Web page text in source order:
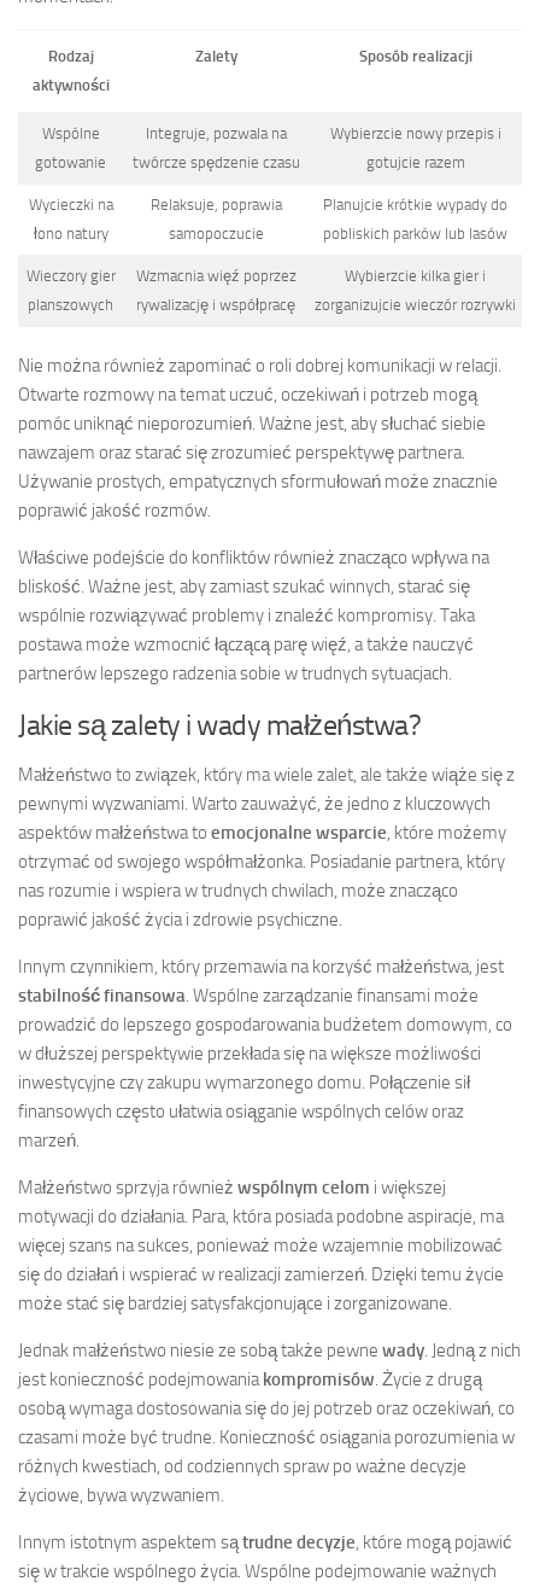
Rodzaj
aktywności
Zalety Sposób realizacji
Wspólne
gotowanie
Integruje, pozwala na
twórcze spędzenie czasu
Wybierzcie nowy przepis i
gotujcie razem
Wycieczki na
łono natury
Relaksuje, poprawia
samopoczucie
Planujcie krótkie wypady do
pobliskich parków lub lasów
Wieczory gier
planszowych
Wzmacnia więź poprzez
rywalizację i współpracę
Wybierzcie kilka gier i
zorganizujcie wieczór rozrywki
Nie można również zapominać o roli dobrej komunikacji w relacji.
Otwarte rozmowy na temat uczuć, oczekiwań i potrzeb mogą
pomóc uniknąć nieporozumień. Ważne jest, aby słuchać siebie
nawzajem oraz starać się zrozumieć perspektywę partnera.
Używanie prostych, empatycznych sformułowań może znacznie
poprawić jakość rozmów.
Właściwe podejście do konfliktów również znacząco wpływa na
bliskość. Ważne jest, aby zamiast szukać winnych, starać się
wspólnie rozwiązywać problemy i znaleźć kompromisy. Taka
postawa może wzmocnić łączącą parę więź, a także nauczyć
partnerów lepszego radzenia sobie w trudnych sytuacjach.
Jakie są zalety i wady małżeństwa?
Małżeństwo to związek, który ma wiele zalet, ale także wiąże się z
pewnymi wyzwaniami. Warto zauważyć, że jedno z kluczowych
aspektów małżeństwa to emocjonalne wsparcie, które możemy
otrzymać od swojego współmałżonka. Posiadanie partnera, który
nas rozumie i wspiera w trudnych chwilach, może znacząco
poprawić jakość życia i zdrowie psychiczne.
Innym czynnikiem, który przemawia na korzyść małżeństwa, jest
stabilność finansowa. Wspólne zarządzanie finansami może
prowadzić do lepszego gospodarowania budżetem domowym, co
w dłuższej perspektywie przekłada się na większe możliwości
inwestycyjne czy zakupu wymarzonego domu. Połączenie sił
finansowych często ułatwia osiąganie wspólnych celów oraz
marzeń.
Małżeństwo sprzyja również wspólnym celom i większej
motywacji do działania. Para, która posiada podobne aspiracje, ma
więcej szans na sukces, ponieważ może wzajemnie mobilizować
się do działań i wspierać w realizacji zamierzeń. Dzięki temu życie
może stać się bardziej satysfakcjonujące i zorganizowane.
Jednak małżeństwo niesie ze sobą także pewne wady. Jedną z nich
jest konieczność podejmowaniakompromisów. Życie z drugą
osobą wymaga dostosowania się do jej potrzeb oraz oczekiwań, co
czasami może być trudne. Konieczność osiągania porozumienia w
różnych kwestiach, od codziennych spraw po ważne decyzje
życiowe, bywa wyzwaniem.
Innym istotnym aspektem sątrudne decyzje, które mogą pojawić
się w trakcie wspólnego życia. Wspólne podejmowanie ważnych